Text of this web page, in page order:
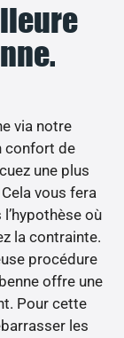
via notre
confort de
une plus
vous fera
où
la contrainte.
procédure
offre une
Pour cette
les